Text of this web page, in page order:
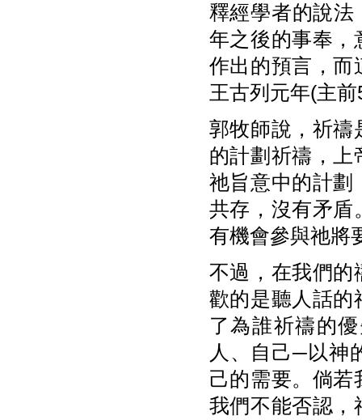
釋經學者的說法
年之後的事奉，
作出的預言，而
王古列元年(主
郭牧師說，祈禱
的計劃祈禱，上
祂旨意中的計劃
共存，沒有矛盾
有機會參與祂將
不過，在我們的
歡的是聽人話的
了為誰祈禱的
人、自己─以神
己的需要。倘若
我們不能否認，